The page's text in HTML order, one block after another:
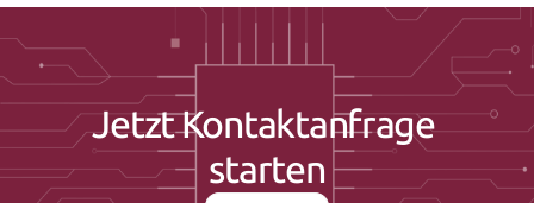
Jetzt Kontaktanfrage
starten